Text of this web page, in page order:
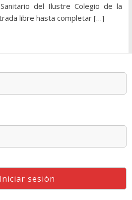
del Ilustre Colegio de la
libre hasta completar […]